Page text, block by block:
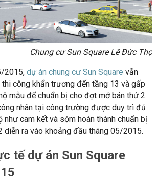
Chung cư Sun Square Lê Đức Thọ
2015, dự án chung cư Sun Square vẫn
công khẩn trương đến tầng 13 và gấp
mẫu để chuẩn bị cho đợt mở bán thứ 2.
nhân tại công trường được duy trì đủ
cam kết và sớm hoàn thành chuẩn bị
diễn ra vào khoảng đầu tháng 05/2015.
tế dự án Sun Square